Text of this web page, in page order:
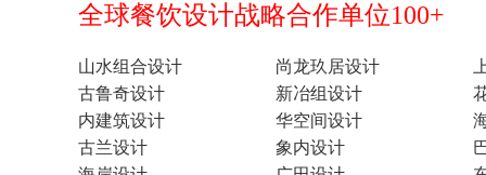
全球餐饮设计战略合作单位100+
山水组合设计 尚龙玖居设计
古鲁奇设计
新冶组设计
内建筑设计
华空间设计
古兰设计
象内设计